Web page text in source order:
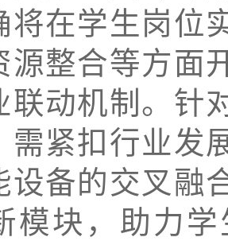
将在学生岗位
源整合等方面
联动机制。针
需紧扣行业发
设备的交叉融
模块，助力